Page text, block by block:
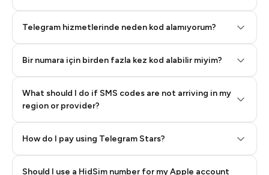
Telegram hizmetlerinde neden kod alamıyorum?
Bir numara için birden fazla kez kod alabilir miyim?
What should I do if SMS codes are not arriving in my
region or provider?
How do I pay using Telegram Stars?
Should I use a HidSim number for my Apple account